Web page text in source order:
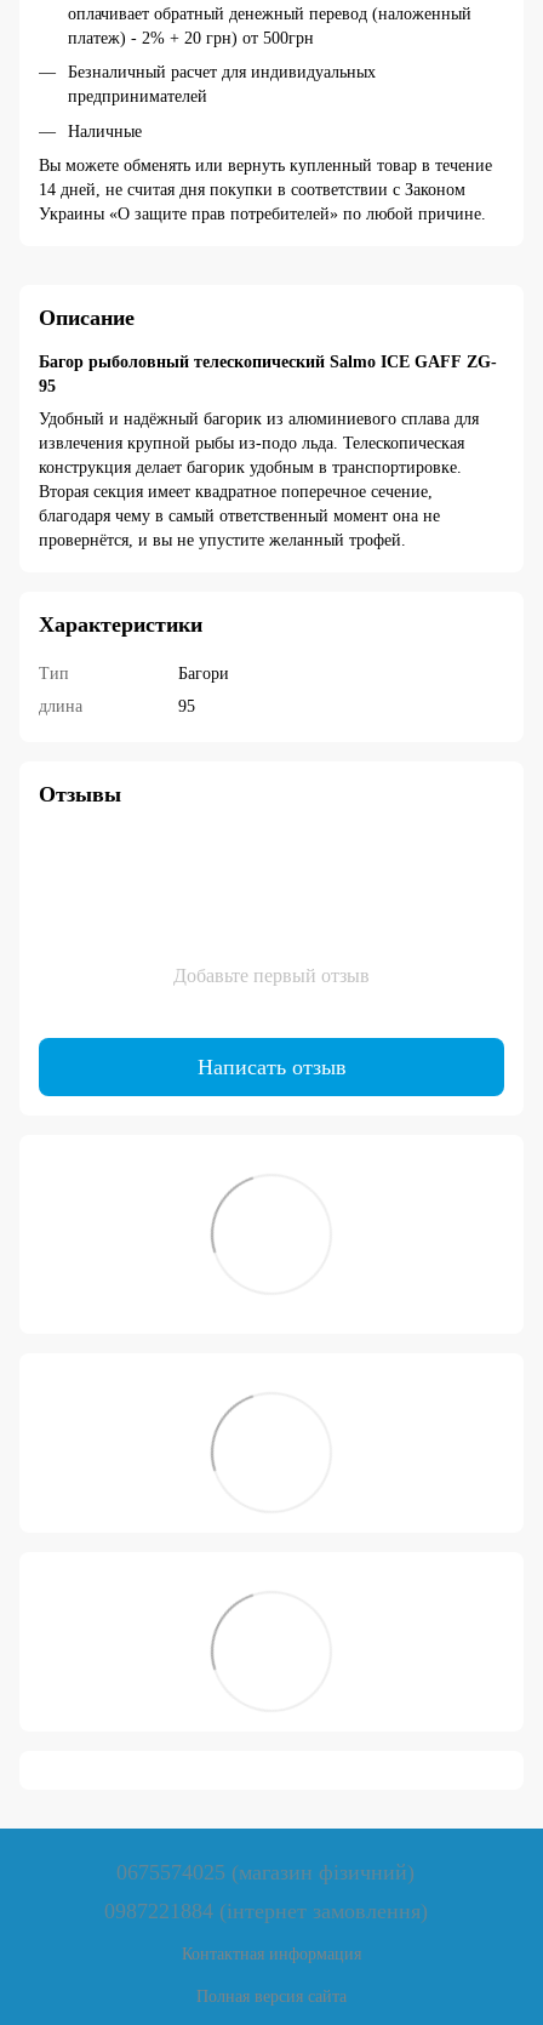
оплачивает обратный денежный перевод (наложенный
платеж) - 2% + 20 грн) от 500грн
Безналичный расчет для индивидуальных
предпринимателей
Наличные
Вы можете обменять или вернуть купленный товар в течение
14 дней, не считая дня покупки в соответствии с Законом
Украины «О защите прав потребителей» по любой причине.
Описание
Багор рыболовный телескопический Salmo ICE GAFF ZG-
95
Удобный и надёжный багорик из алюминиевого сплава для
извлечения крупной рыбы из-подо льда. Телескопическая
конструкция делает багорик удобным в транспортировке.
Вторая секция имеет квадратное поперечное сечение,
благодаря чему в самый ответственный момент она не
провернётся, и вы не упустите желанный трофей.
Характеристики
Тип
Багори
длина
95
Отзывы
Добавьте первый отзыв
Написать отзыв
0675574025 (магазин фізичний)
0987221884 (інтернет замовлення)
Контактная информация
Полная версия сайта